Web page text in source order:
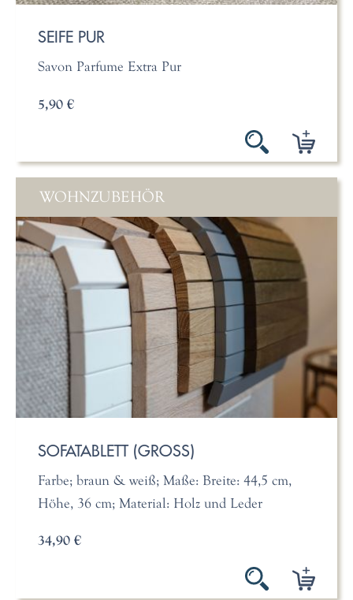
SEIFE PUR
Savon Parfume Extra Pur
5,90 €
WOHNZUBEHÖR
SOFATABLETT (GROSS)
Farbe; braun & weiß; Maße: Breite: 44,5 cm,
Höhe, 36 cm; Material: Holz und Leder
34,90 €